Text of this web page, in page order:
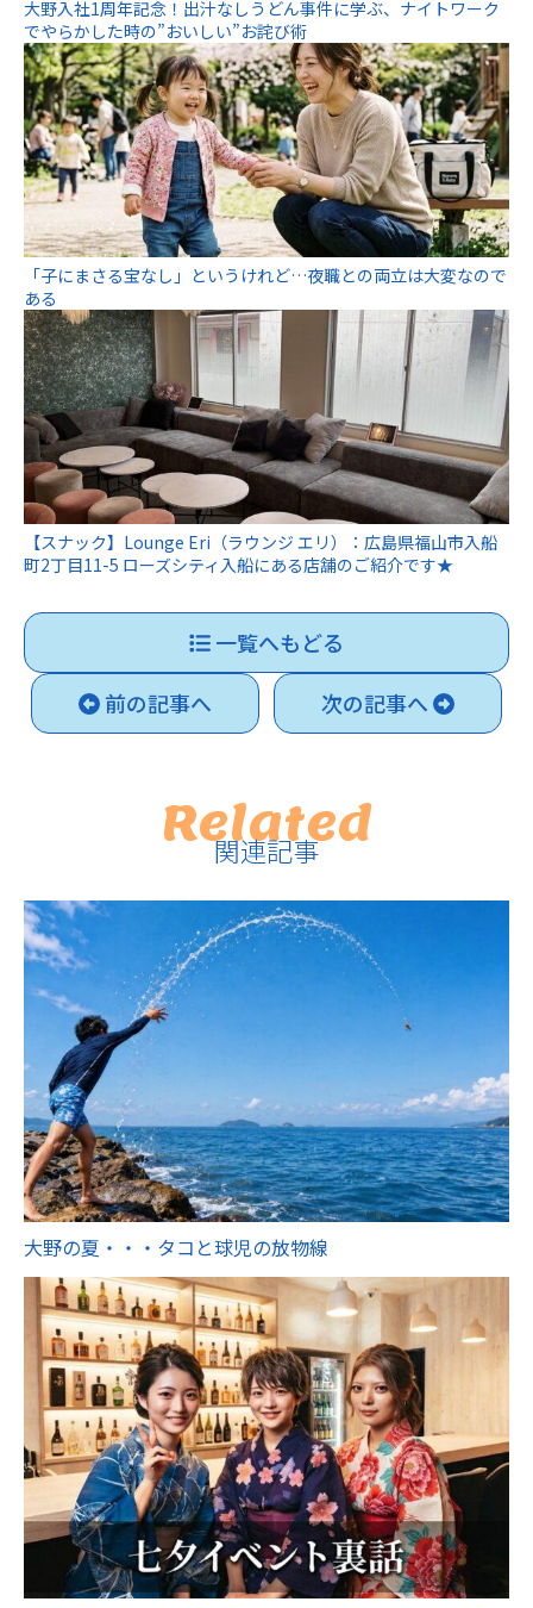
大野入社1周年記念！出汁なしうどん事件に学ぶ、ナイトワーク
でやらかした時の”おいしい”お詫び術
「子にまさる宝なし」というけれど…夜職との両立は大変なので
ある
【スナック】Lounge Eri（ラウンジ エリ）：広島県福山市入船
町2丁目11-5 ローズシティ入船にある店舗のご紹介です★
一覧へもどる
前の記事へ
次の記事へ
Related
関連記事
大野の夏・・・タコと球児の放物線